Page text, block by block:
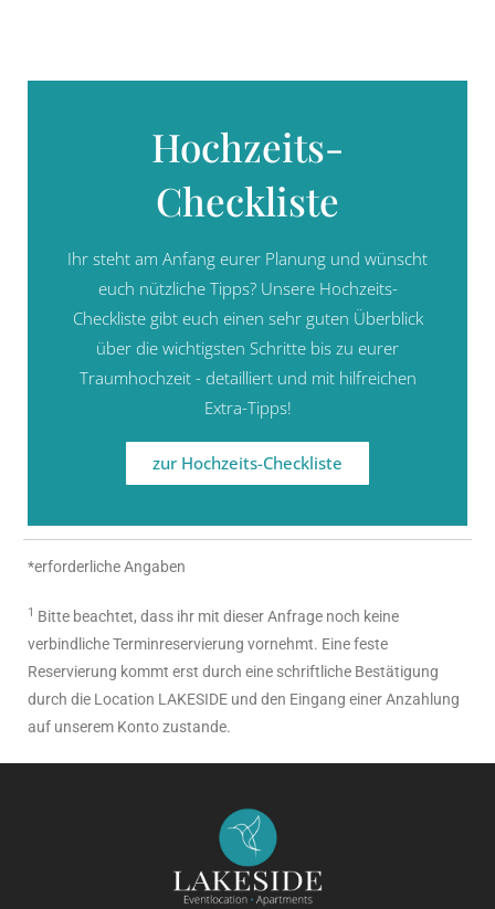
Hochzeits-
Checkliste
Ihr steht am Anfang eurer Planung und wünscht
euch nützliche Tipps? Unsere Hochzeits-
Checkliste gibt euch einen sehr guten Überblick
über die wichtigsten Schritte bis zu eurer
Traumhochzeit - detailliert und mit hilfreichen
Extra-Tipps!
zur Hochzeits-Checkliste
*erforderliche Angaben
1 Bitte beachtet, dass ihr mit dieser Anfrage noch keine
verbindliche Terminreservierung vornehmt. Eine feste
Reservierung kommt erst durch eine schriftliche Bestätigung
durch die Location LAKESIDE und den Eingang einer Anzahlung
auf unserem Konto zustande.